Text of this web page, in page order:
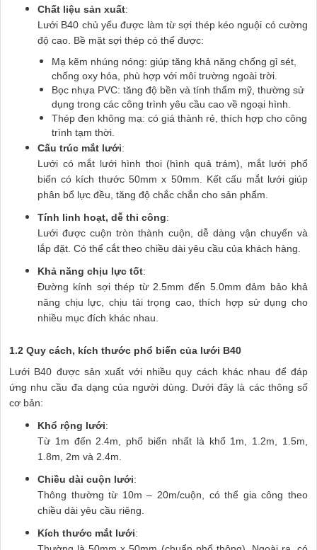
Chất liệu sản xuất:
Lưới B40 chủ yếu được làm từ sợi thép kéo nguội có cường
độ cao. Bề mặt sợi thép có thể được:
Mạ kẽm nhúng nóng: giúp tăng khả năng chống gỉ sét,
chống oxy hóa, phù hợp với môi trường ngoài trời.
Bọc nhựa PVC: tăng độ bền và tính thẩm mỹ, thường sử
dụng trong các công trình yêu cầu cao về ngoại hình.
Thép đen không mạ: có giá thành rẻ, thích hợp cho công
trình tạm thời.
Cấu trúc mắt lưới:
Lưới có mắt lưới hình thoi (hình quả trám), mắt lưới phổ
biến có kích thước 50mm x 50mm. Kết cấu mắt lưới giúp
phân bổ lực đều, tăng độ chắc chắn cho sản phẩm.
Tính linh hoạt, dễ thi công:
Lưới được cuộn tròn thành cuộn, dễ dàng vận chuyển và
lắp đặt. Có thể cắt theo chiều dài yêu cầu của khách hàng.
Khả năng chịu lực tốt:
Đường kính sợi thép từ 2.5mm đến 5.0mm đảm bảo khả
năng chịu lực, chịu tải trọng cao, thích hợp sử dụng cho
nhiều mục đích khác nhau.
1.2 Quy cách, kích thước phổ biến của lưới B40
Lưới B40 được sản xuất với nhiều quy cách khác nhau để đáp
ứng nhu cầu đa dạng của người dùng. Dưới đây là các thông số
cơ bản:
Khổ rộng lưới:
Từ 1m đến 2.4m, phổ biến nhất là khổ 1m, 1.2m, 1.5m,
1.8m, 2m và 2.4m.
Chiều dài cuộn lưới:
Thông thường từ 10m – 20m/cuộn, có thể gia công theo
chiều dài yêu cầu riêng.
Kích thước mắt lưới: